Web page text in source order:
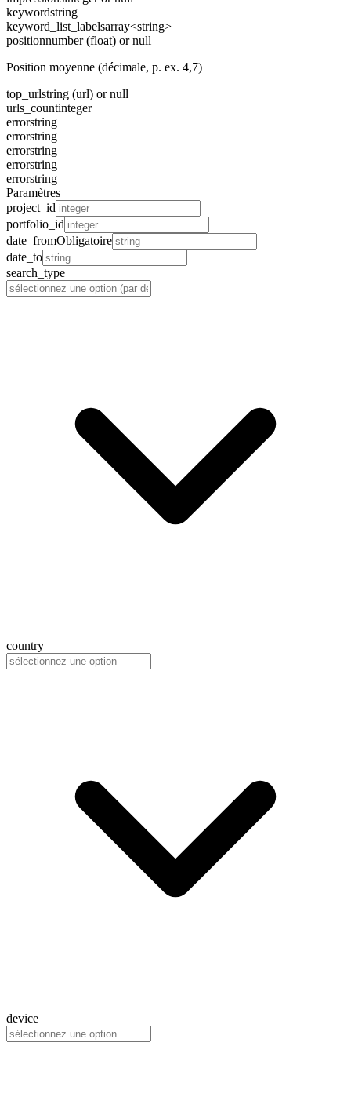
keywordstring
keyword_list_labelsarray<string>
positionnumber (float) or null
Position moyenne (décimale, p. ex. 4,7)
top_urlstring (url) or null
urls_countinteger
errorstring
errorstring
errorstring
errorstring
errorstring
Paramètres
project_id
portfolio_id
date_fromObligatoire
date_to
search_type
country
device